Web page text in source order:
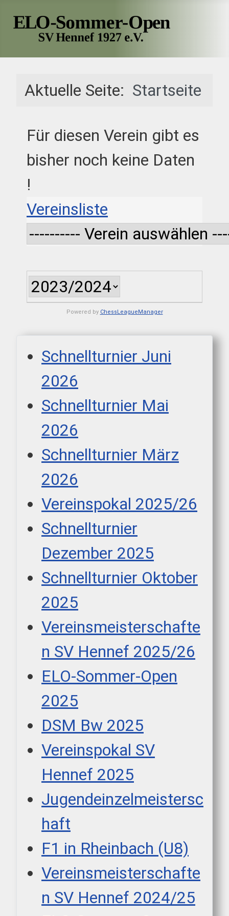
Schnellturnier Juni
2026
Schnellturnier Mai
2026
Schnellturnier März
2026
Vereinspokal 2025/26
Schnellturnier
Dezember 2025
Schnellturnier Oktober
2025
Vereinsmeisterschafte
n SV Hennef 2025/26
ELO-Sommer-Open
2025
DSM Bw 2025
Vereinspokal SV
Hennef 2025
Jugendeinzelmeistersc
haft
F1 in Rheinbach (U8)
Vereinsmeisterschafte
n SV Hennef 2024/25
Aktuelle Seite: Startseite
Für diesen Verein gibt es
bisher noch keine Daten
!
Vereinsliste
Powered by ChessLeagueManager